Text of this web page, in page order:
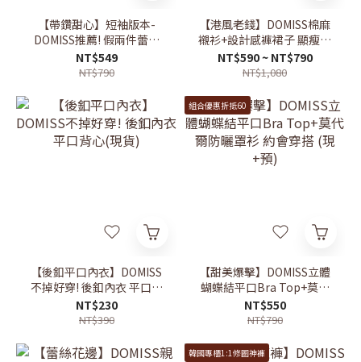
【帶鑽甜心】短袖版本-
DOMISS推薦! 假兩件蕾絲
拼接收腰-3色 (現貨)
NT$549
NT$790
【港風老錢】DOMISS棉麻
襯衫+設計感褲裙子 顯瘦套
裝 白襯衫 高級感穿搭 氣質
(現+預)
NT$590 ~ NT$790
NT$1,080
【後釦平口內衣】DOMISS
不掉好穿! 後釦內衣 平口背
心(現貨)
NT$230
NT$390
組合優惠折抵60
【甜美爆擊】DOMISS立體
蝴蝶結平口Bra Top+莫代
爾防曬罩衫 約會穿搭 (現
+預)
NT$550
NT$790
韓國專櫃1:1修圖神褲